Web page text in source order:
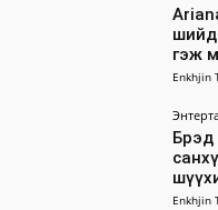
гэж
Enkhjin
Enkhjin